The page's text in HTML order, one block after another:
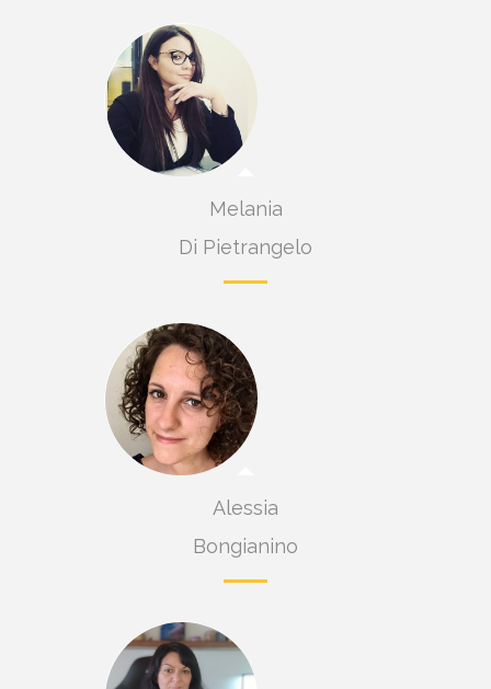
Melania
Di Pietrangelo
Alessia
Bongianino